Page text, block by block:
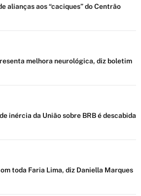
alianças aos “caciques” do Centrão
melhora neurológica, diz boletim
inércia da União sobre BRB é descabida
toda Faria Lima, diz Daniella Marques